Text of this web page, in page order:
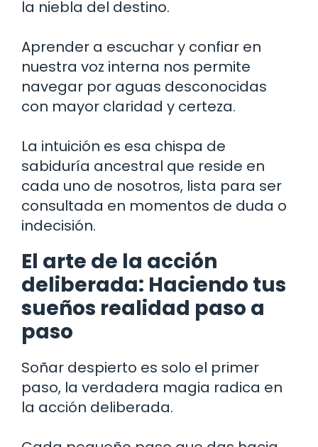
la niebla del destino.
Aprender a escuchar y confiar en
nuestra voz interna nos permite
navegar por aguas desconocidas
con mayor claridad y certeza.
La intuición es esa chispa de
sabiduría ancestral que reside en
cada uno de nosotros, lista para ser
consultada en momentos de duda o
indecisión.
El arte de la acción
deliberada: Haciendo tus
sueños realidad paso a
paso
Soñar despierto es solo el primer
paso, la verdadera magia radica en
la acción deliberada.